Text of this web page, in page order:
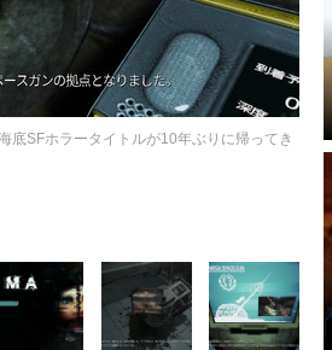
底SFホラータイトルが10年ぶりに帰ってき